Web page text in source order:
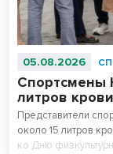
05.08.2026
Спортсмены
литров
Представители
около 15 литров
ко Дню